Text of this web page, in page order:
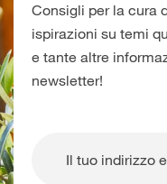
Consigli per la cura
ispirazioni su temi
e tante altre
newsletter!